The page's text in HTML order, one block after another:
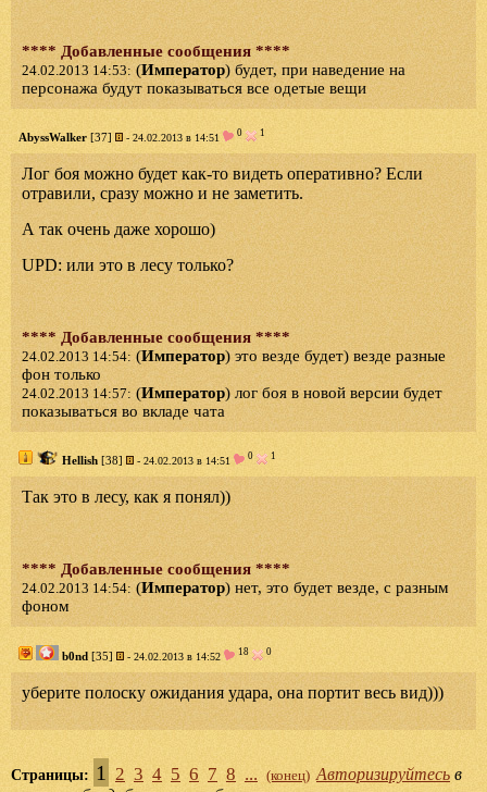
**** Добавленные сообщения ****
24.02.2013 14:53: (Император) будет, при наведение на
персонажа будут показываться все одетые вещи
AbyssWalker [37] - 24.02.2013 в 14:51 0 1
Лог боя можно будет как-то видеть оперативно? Если
отравили, сразу можно и не заметить.
А так очень даже хорошо)
UPD: или это в лесу только?
**** Добавленные сообщения ****
24.02.2013 14:54: (Император) это везде будет) везде разные
фон только
24.02.2013 14:57: (Император) лог боя в новой версии будет
показываться во вкладе чата
Hellish [38] - 24.02.2013 в 14:51 0 1
Так это в лесу, как я понял))
**** Добавленные сообщения ****
24.02.2013 14:54: (Император) нет, это будет везде, с разным
фоном
b0nd [35] - 24.02.2013 в 14:52 18 0
уберите полоску ожидания удара, она портит весь вид)))
Страницы: 1 2 3 4 5 6 7 8 ... (конец) Авторизируйтесь в